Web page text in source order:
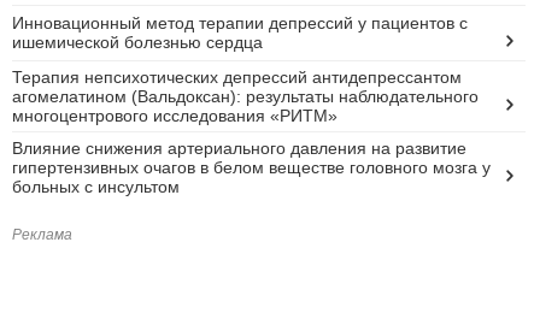
Инновационный метод терапии депрессий у пациентов с
ишемической болезнью сердца
Терапия непсихотических депрессий антидепрессантом
агомелатином (Вальдоксан): результаты наблюдательного
многоцентрового исследования «РИТМ»
Влияние снижения артериального давления на развитие
гипертензивных очагов в белом веществе головного мозга у
больных с инсультом
Реклама